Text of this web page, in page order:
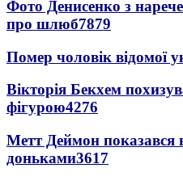
Фото Денисенко з
про шлюб7879
Помер чоловік відомої
Вікторія Бекхем
фігурою4276
Метт Деймон показався
доньками3617